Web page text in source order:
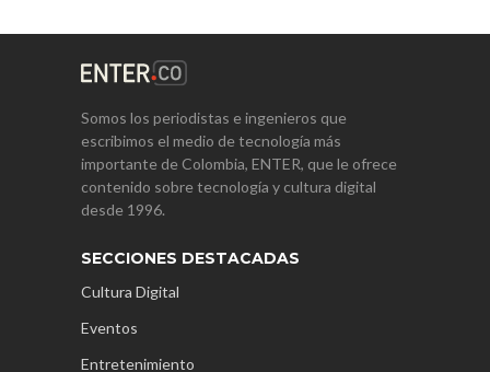
Somos los periodistas e ingenieros que
escribimos el medio de tecnología más
importante de Colombia, ENTER, que le ofrece
contenido sobre tecnología y cultura digital
desde 1996.
SECCIONES DESTACADAS
Cultura Digital
Eventos
Entretenimiento